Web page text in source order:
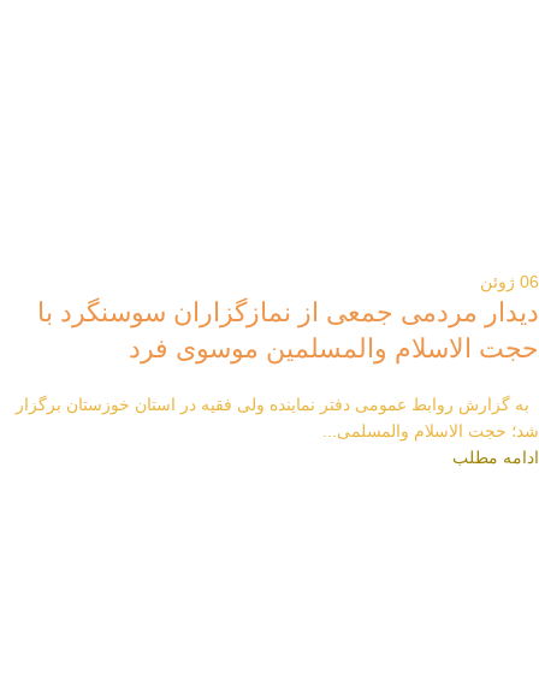
06 ژوئن
دیدار مردمی جمعی از نمازگزاران سوسنگرد با
حجت الاسلام والمسلمین موسوی فرد
به گزارش روابط عمومی دفتر نماینده ولی فقیه در استان خوزستان برگزار
شد؛ حجت الاسلام والمسلمی...
ادامه مطلب